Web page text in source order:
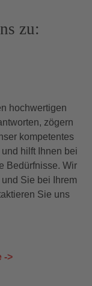
zu:
hochwertigen
zögern
kompetentes
hilft Ihnen bei
Bedürfnisse. Wir
Sie bei Ihrem
Sie uns
->